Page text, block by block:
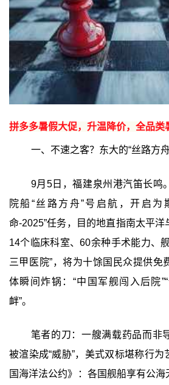
拼多多暑假大促，升温降价，全品
一、不速之客？东大的“丝路方
9月5日，福建泉州港汽笛长鸣
院船“丝路方舟”号启航，开启为
命-2025”任务，目的地直指南太平
14个临床科室、60余种手术能力、
三甲医院”，将为十馀国民众提供免
体瞬间炸锅：“中国军舰闯入后院
衅”。
笔者的刀：一艘满载药品而非
被渲染成“威胁”，美式双标堪称行
国海洋法公约》：各国舰船享有公